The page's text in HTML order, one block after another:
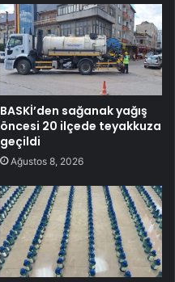
BASKİ’den sağanak yağış
öncesi 20 ilçede teyakkuza
geçildi
Ağustos 8, 2026